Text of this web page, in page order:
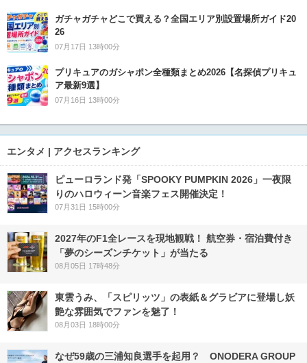
ガチャガチャどこで買える？全国エリア別設置場所ガイド20
26
07月17日 13時00分
プリキュアのガシャポン全種類まとめ2026【名探偵プリキュ
ア最新9選】
07月16日 13時00分
エンタメ | アクセスランキング
ピューロランド発「SPOOKY PUMPKIN 2026」一夜限
りのハロウィーン音楽フェス開催決定！
07月31日 15時00分
2027年のF1全レースを現地観戦！ 航空券・宿泊費付き
「夢のシーズンチケット」が当たる
08月05日 17時48分
東雲うみ、「スピリッツ」の表紙＆グラビアに登場し妖
艶な雰囲気でファンを魅了！
08月03日 18時00分
なぜ59歳の三浦知良選手を起用？ ONODERA GROUP